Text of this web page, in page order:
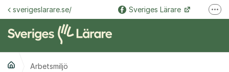
Hoppa till innehåll
sverigeslarare.se/ Sveriges Lärare
Arbetsmiljö